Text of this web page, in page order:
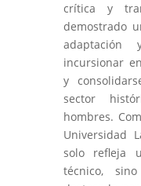
crítica y
demostrado
adaptación
incursionar
y
sector
hombres.
Universidad
solo refleja
técnico,